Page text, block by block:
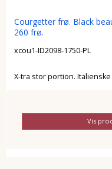
Courgetter frø. Black
260 frø.
xcou1-ID2098-1750-PL
X-tra stor portion. Italienske
Vis